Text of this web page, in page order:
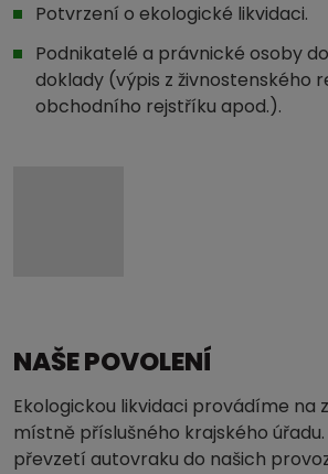
Potvrzení o ekologické likvidaci.
Podnikatelé a právnické osoby
doklady (výpis z živnostenského
obchodního rejstříku apod.).
NAŠE POVOLENÍ
Ekologickou likvidaci provádíme na
místně příslušného krajského
převzetí autovraku do našich